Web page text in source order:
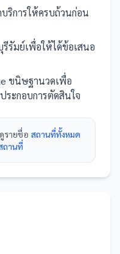
ริการให้ครบถ้วนก่อน
รีรัมย์เพื่อให้ได้ข้อเสนอ
ขนิษฐานวดเพื่อ
ระกอบการตัดสินใจ
รายชื่อ สถานที่ทั้งหมด
ถานที่